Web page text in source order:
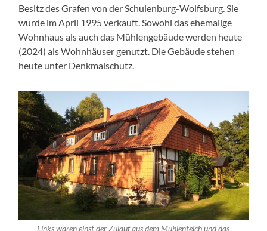
Besitz des Grafen von der Schulenburg-Wolfsburg. Sie
wurde im April 1995 verkauft. Sowohl das ehemalige
Wohnhaus als auch das Mühlengebäude werden heute
(2024) als Wohnhäuser genutzt. Die Gebäude stehen
heute unter Denkmalschutz.
Links waren einst der Zulauf aus dem Mühlenteich und das